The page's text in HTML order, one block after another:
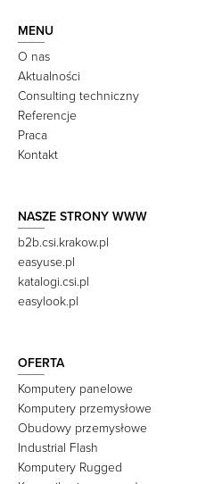
MENU
O nas
Aktualności
Consulting techniczny
Referencje
Praca
Kontakt
NASZE STRONY WWW
b2b.csi.krakow.pl
easyuse.pl
katalogi.csi.pl
easylook.pl
OFERTA
Komputery panelowe
Komputery przemysłowe
Obudowy przemysłowe
Industrial Flash
Komputery Rugged